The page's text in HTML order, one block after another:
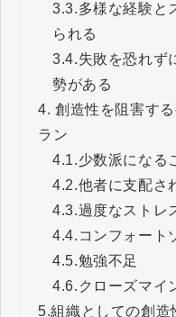
3.3.多様な経験と
られる
3.4.失敗を恐れず
勢がある
4. 創造性を阻害す
ラン
4.1.少数派になる
4.2.他者に支配さ
4.3.過度なストレ
4.4. コンフォート
4.5.勉強不足
4.6. クローズマイ
5.組織としての創造